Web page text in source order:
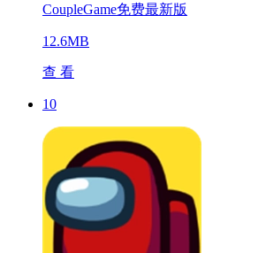
CoupleGame免费最新版
12.6MB
查 看
10